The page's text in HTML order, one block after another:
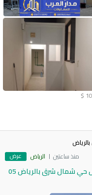
$
منذ ساعتين
الرياض عرض
دينا نقل عفش داخل وخارج الرياض حي شمال شرق بالرياض 05